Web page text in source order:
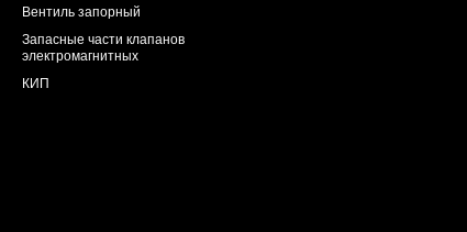
Вентиль запорный
Запасные части клапанов
электромагнитных
КИП